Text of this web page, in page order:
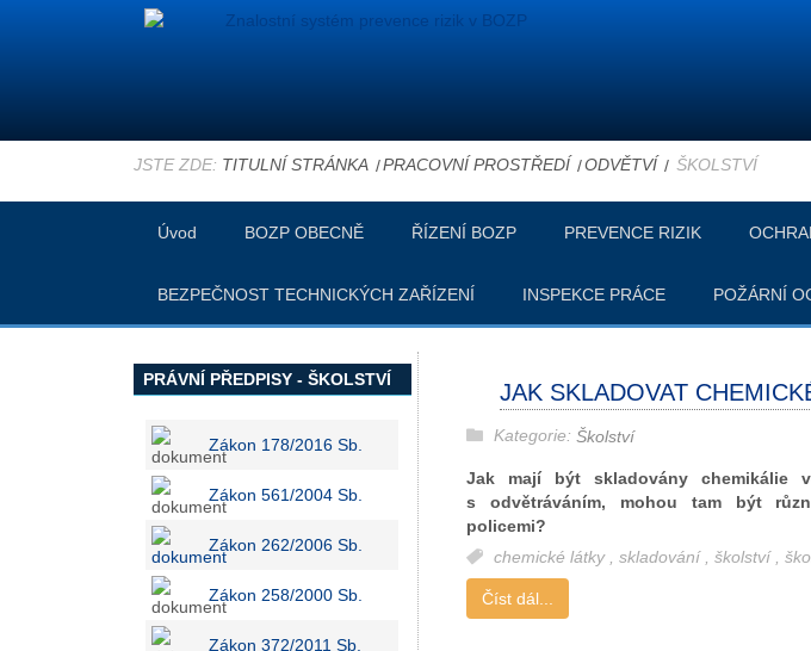
JSTE ZDE: TITULNÍ STRÁNKA PRACOVNÍ PROSTŘEDÍ ODVĚTVÍ ŠKOLSTVÍ
Úvod BOZP OBECNĚ ŘÍZENÍ BOZP PREVENCE RIZIK
BEZPEČNOST TECHNICKÝCH ZAŘÍZENÍ INSPEKCE PRÁCE POŽÁRNÍ
PRÁVNÍ PŘEDPISY - ŠKOLSTVÍ
Zákon 178/2016 Sb.
Zákon 561/2004 Sb.
Zákon 262/2006 Sb
Zákon 258/2000 Sb.
Zákon 372/2011 Sb.
JAK SKLADOVAT
Kategorie: Školství
Jak mají být skladovány chemikálie
s odvětráváním, mohou tam být
policemi?
chemické látky
skladování školství
Číst dál...